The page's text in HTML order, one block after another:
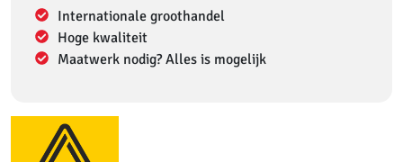
Internationale groothandel
Hoge kwaliteit
Maatwerk nodig? Alles is mogelijk